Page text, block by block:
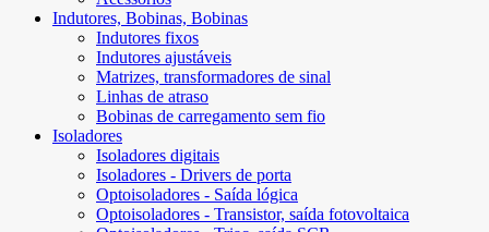
Indutores, Bobinas, Bobinas
Indutores fixos
Indutores ajustáveis
Matrizes, transformadores de sinal
Linhas de atraso
Bobinas de carregamento sem fio
Isoladores
Isoladores digitais
Isoladores - Drivers de porta
Optoisoladores - Saída lógica
Optoisoladores - Transistor, saída fotovoltaica